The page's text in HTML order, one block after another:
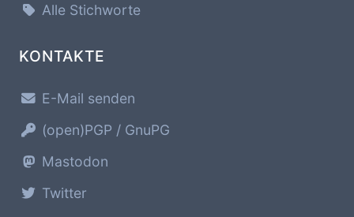
Alle Stichworte
KONTAKTE
E-Mail senden
(open)PGP / GnuPG
Mastodon
Twitter